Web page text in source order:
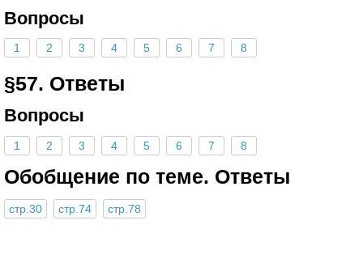
Вопросы
1 2 3 4 5 6 7 8
§57. Ответы
Вопросы
1 2 3 4 5 6 7 8
Обобщение по теме. Ответы
стр.30 стр.74 стр.78